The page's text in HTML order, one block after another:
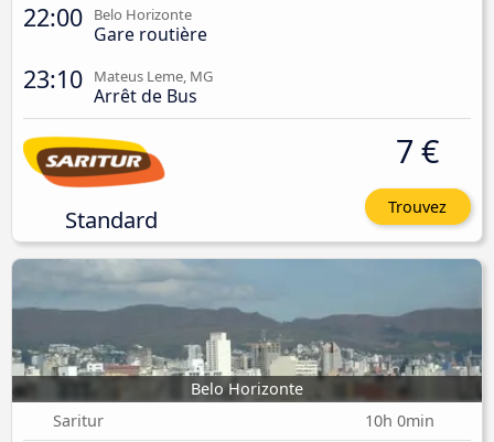
22:00 Belo Horizonte
Gare routière
23:10 Mateus Leme, MG
Arrêt de Bus
Standard
7 €
Trouvez
Belo Horizonte
Saritur
10h 0min